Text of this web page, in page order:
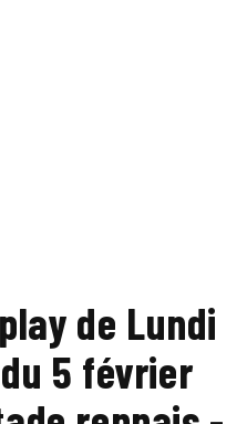
de Lundi
5 février